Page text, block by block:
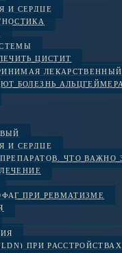
И СЕРДЦЕ
ЦИСТИТ
ЛЕКАРСТВЕННЫЙ
БОЛЕЗНЬ
И СЕРДЦЕ
ЧТО ВАЖНО
ПРИ РЕВМАТИЗМЕ
ПРИ